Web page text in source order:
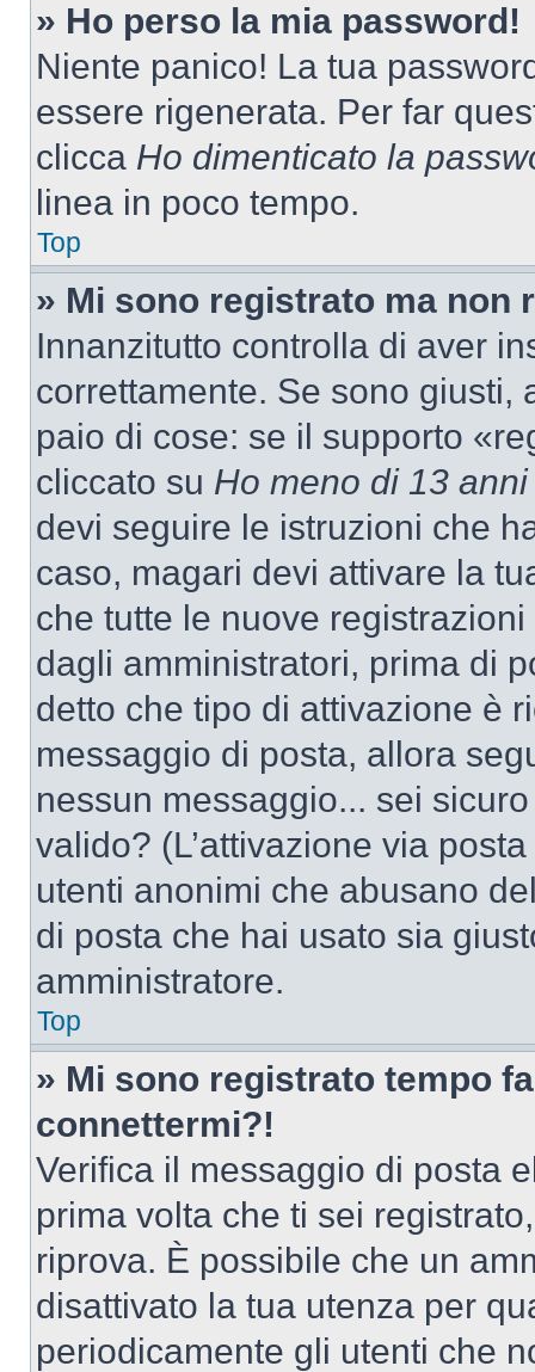
» Ho perso la mia password!
Niente panico! La tua
essere rigenerata. Per far
clicca Ho dimenticato la
linea in poco tempo.
Top
» Mi sono registrato ma non
Innanzitutto controlla di aver
correttamente. Se sono giusti,
paio di cose: se il supporto
cliccato su Ho meno di 13 anni
devi seguire le istruzioni che
caso, magari devi attivare la
che tutte le nuove
dagli amministratori, prima di
detto che tipo di attivazione è
messaggio di posta, allora
nessun messaggio... sei
valido? (L’attivazione via
utenti anonimi che abusano
di posta che hai usato sia
amministratore.
Top
» Mi sono registrato tempo
connettermi?!
Verifica il messaggio di posta
prima volta che ti sei
riprova. È possibile che un
disattivato la tua utenza per
periodicamente gli utenti che